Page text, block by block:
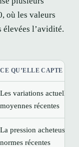
où les valeurs
élevées l’avidité.
CE QU’ELLE CAPTE
Les variations actuelles
moyennes récentes
La pression acheteuse
normes récentes